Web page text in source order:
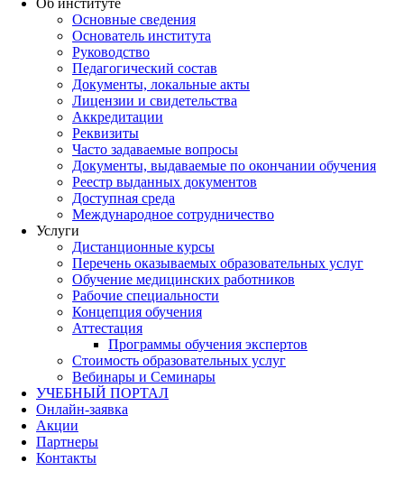
Об институте
Основные сведения
Основатель института
Руководство
Педагогический состав
Документы, локальные акты
Лицензии и свидетельства
Аккредитации
Реквизиты
Часто задаваемые вопросы
Документы, выдаваемые по окончании обучения
Реестр выданных документов
Доступная среда
Международное сотрудничество
Услуги
Дистанционные курсы
Перечень оказываемых образовательных услуг
Обучение медицинских работников
Рабочие специальности
Концепция обучения
Аттестация
Программы обучения экспертов
Стоимость образовательных услуг
Вебинары и Семинары
УЧЕБНЫЙ ПОРТАЛ
Онлайн-заявка
Акции
Партнеры
Контакты